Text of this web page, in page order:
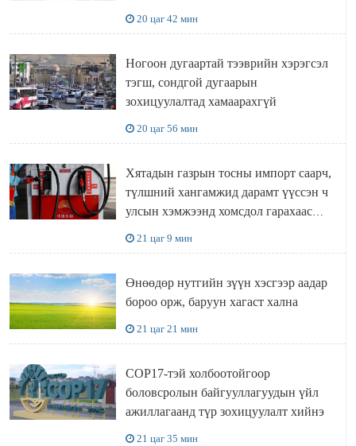
Ц.ЭРДЭНЭБАЯР захирал аа!!
20 цаг 42 мин
Ногоон дугаартай тээврийн хэрэгсэл
тэгш, сондгой дугаарын
зохицуулалтад хамаарахгүй
20 цаг 56 мин
Хятадын газрын тосны импорт саарч,
түлшний хангамжид дарамт үүссэн ч
улсын хэмжээнд хомсдол гарахаас
сэргийлж чадлаа
21 цаг 9 мин
Өнөөдөр нутгийн зүүн хэсгээр аадар
бороо орж, баруун хагаст хална
21 цаг 21 мин
COP17-тэй холбоотойгоор
боловсролын байгууллагуудын үйл
ажиллагаанд түр зохицуулалт хийнэ
21 цаг 35 мин